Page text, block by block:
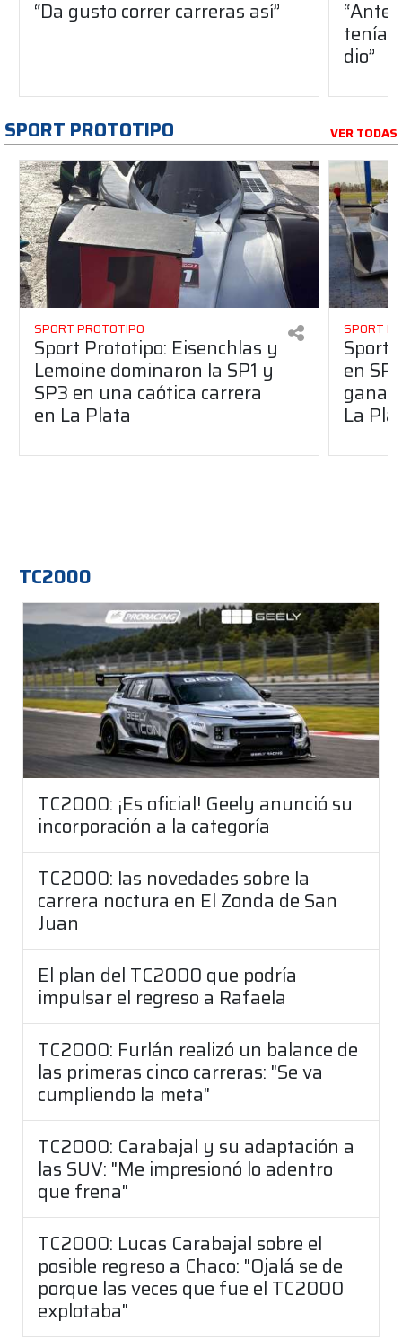
“Da gusto correr carreras así”
dio”
SPORT PROTOTIPO VER TODAS
SPORT PROTOTIPO
Sport Prototipo: Eisenchlas y
Lemoine dominaron la SP1 y
SP3 en una caótica carrera
en La Plata
SPORT
Sport
en
La
TC2000
TC2000: ¡Es oficial! Geely anunció su
incorporación a la categoría
TC2000: las novedades sobre la
carrera noctura en El Zonda de San
Juan
El plan del TC2000 que podría
impulsar el regreso a Rafaela
TC2000: Furlán realizó un balance de
las primeras cinco carreras: "Se va
cumpliendo la meta"
TC2000: Carabajal y su adaptación a
las SUV: "Me impresionó lo adentro
que frena"
TC2000: Lucas Carabajal sobre el
posible regreso a Chaco: "Ojalá se de
porque las veces que fue el TC2000
explotaba"